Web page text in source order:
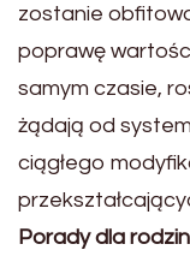
zostanie
poprawę
samym czasie,
żądają od
ciągłego
Porady dla